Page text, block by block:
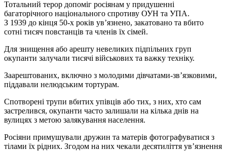
Тотальний терор допоміг росіянам у придушенні
багаторічного національного спротиву ОУН та УПА.
З 1939 до кінця 50-х років ув’язнено, закатовано та вбито
сотні тисяч повстанців та членів їх сімей.
Для знищення або арешту невеликих підпільних груп
окупанти залучали тисячі військових та важку техніку.
Заарештованих, включно з молодими дівчатами-зв’язковими,
піддавали нелюдським тортурам.
Спотворені трупи вбитих упівців або тих, з них, хто сам
застрелився, окупанти часто залишали на кілька днів на
вулицях з метою залякування населення.
Росіяни примушували дружин та матерів фотографуватися з
тілами їх рідних. Згодом на них чекали десятиліття ув’язнення